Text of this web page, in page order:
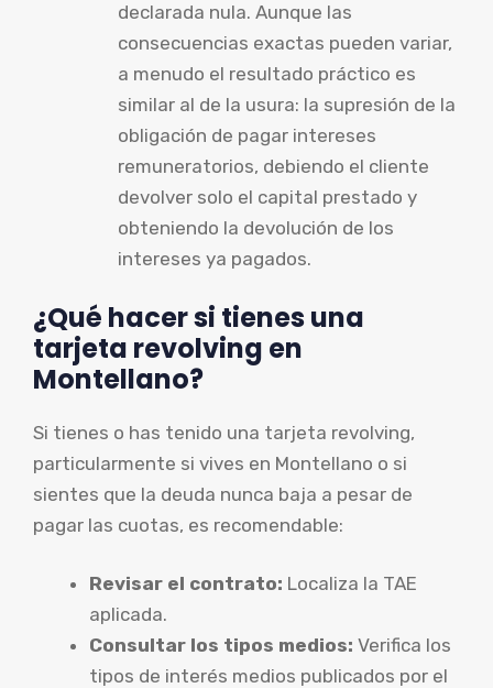
declarada nula. Aunque las
consecuencias exactas pueden variar,
a menudo el resultado práctico es
similar al de la usura: la supresión de la
obligación de pagar intereses
remuneratorios, debiendo el cliente
devolver solo el capital prestado y
obteniendo la devolución de los
intereses ya pagados.
¿Qué hacer si tienes una
tarjeta revolving en
Montellano?
Si tienes o has tenido una tarjeta revolving,
particularmente si vives en Montellano o si
sientes que la deuda nunca baja a pesar de
pagar las cuotas, es recomendable:
Revisar el contrato: Localiza la TAE
aplicada.
Consultar los tipos medios: Verifica los
tipos de interés medios publicados por el